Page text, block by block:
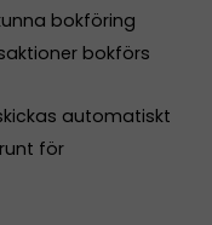
bokföring
bokförs
automatiskt
för